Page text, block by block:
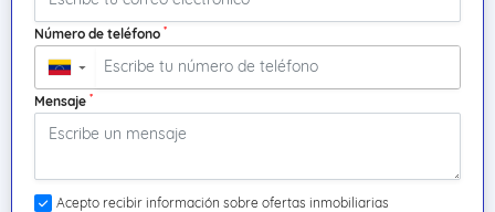
Número de teléfono *
▼
Mensaje *
Acepto recibir información sobre ofertas inmobiliarias